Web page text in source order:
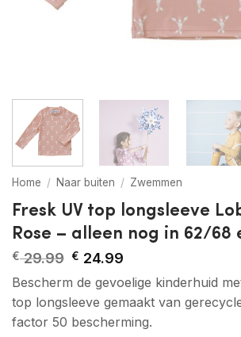
Home / Naar buiten / Zwemmen
Fresk UV top longsleeve
Rose – alleen nog in 62/68
€29.99 Oorspronkelijke
was:
€ 29.99.
€ 24.99
is:
€ 24.99.
Bescherm de gevoelige kinderhuid
top longsleeve gemaakt van
factor 50 bescherming.